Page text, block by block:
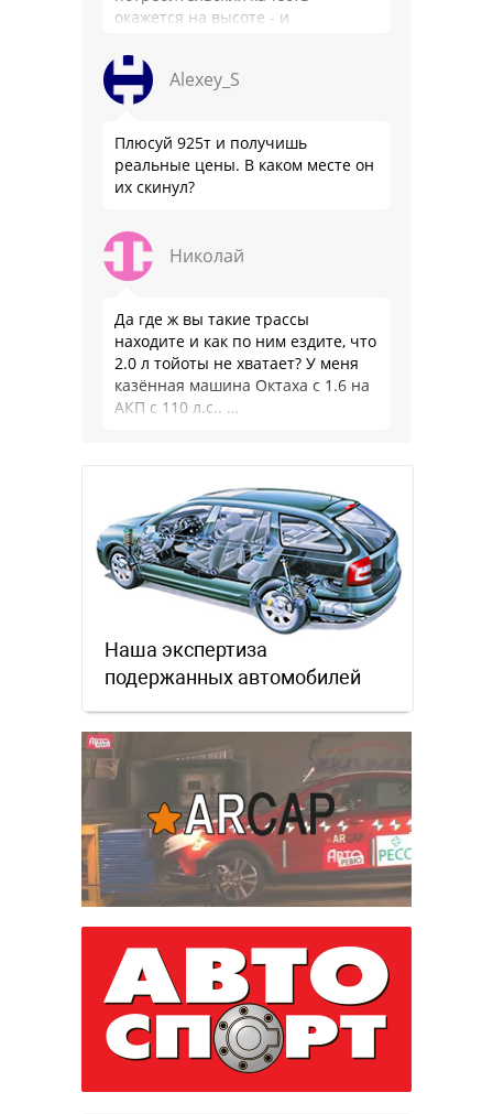
окажется на высоте - и
такое слово …
Alexey_S
Плюсуй 925т и получишь
реальные цены. В каком месте он
их скинул?
Николай
Да где ж вы такие трассы
находите и как по ним ездите, что
2.0 л тойоты не хватает? У меня
казённая машина Октаха с 1.6 на
АКП с 110 л.с.. …
Наша экспертиза
подержанных автомобилей